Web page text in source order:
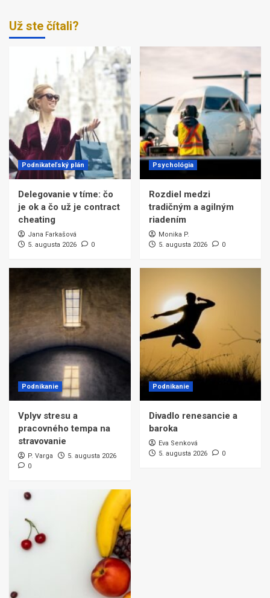
Už ste čítali?
Podnikateľský plán
Delegovanie v tíme: čo
je ok a čo už je contract
cheating
Jana Farkašová
5. augusta 2026
0
Psychológia
Rozdiel medzi
tradičným a agilným
riadením
Monika P.
5. augusta 2026
0
Podnikanie
Vplyv stresu a
pracovného tempa na
stravovanie
P. Varga
5. augusta 2026
0
Podnikanie
Divadlo renesancie a
baroka
Eva Senková
5. augusta 2026
0